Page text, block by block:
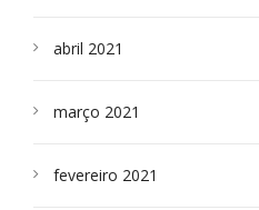
abril 2021
março 2021
fevereiro 2021